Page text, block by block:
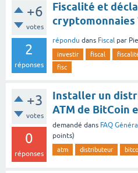
+6
votes
2
réponses
Fiscalité et
cryptomonnaies
répondu dans Fiscal par
investir fiscal
fisc
+3
votes
0
réponses
Installer un
ATM de BitCoin
demandé dans FAQ
points)
atm distributeur